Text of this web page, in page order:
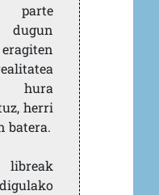
parte
hura
herri
batera.
libreak